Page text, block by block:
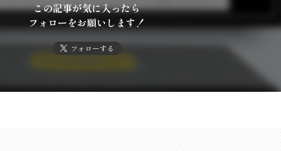
この記事が気に入ったら
フォローをお願いします！
フォローする